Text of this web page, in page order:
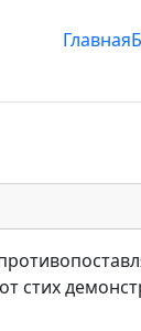
Главная
стих